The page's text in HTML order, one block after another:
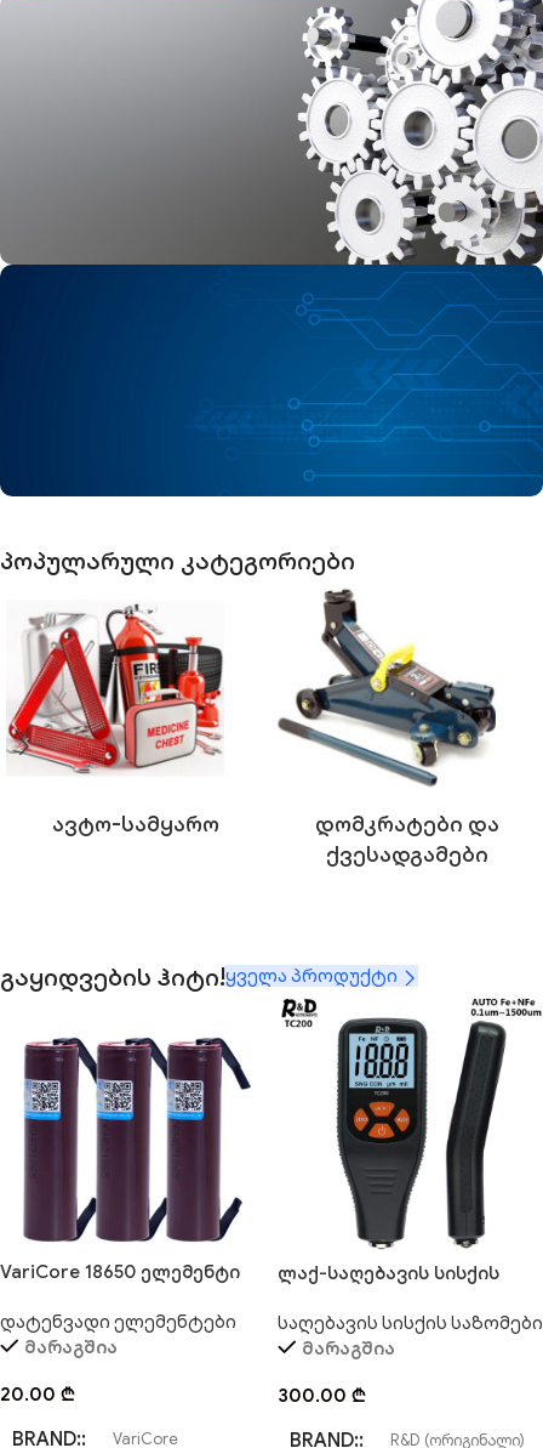
აირჩიეთ ტექნიკა, რომელსაც ენდობით
პოპულარული კატეგორიები
Ავტო-Სამყარო
Დომკრატები Და
Ქვესადგამები
გაყიდვების ჰიტი!ყველა პროდუქტი
VariCore 18650 ელემენტი
დატენვადი ელემენტები
მარაგშია
20.00 ₾
BRAND: VariCore
ლაქ-საღებავის სისქის
საღებავის სისქის საზომები
მარაგშია
300.00 ₾
BRAND: R&D (ორიგინალი)